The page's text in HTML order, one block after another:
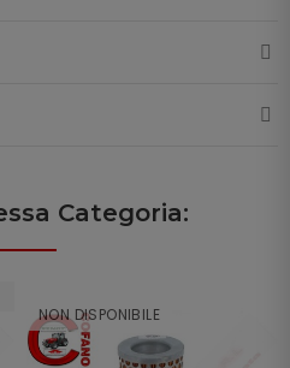
Categoria:
NON DISPONIBILE